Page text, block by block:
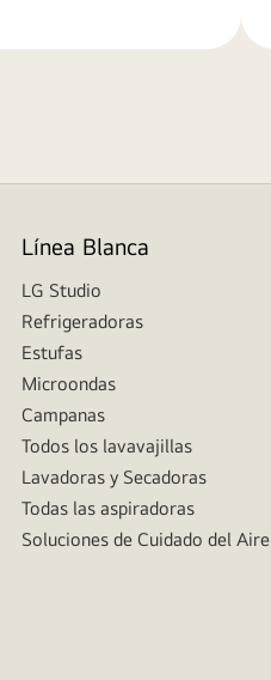
Línea Blanca
LG Studio
Refrigeradoras
Estufas
Microondas
Campanas
Todos los lavavajillas
Lavadoras y Secadoras
Todas las aspiradoras
Soluciones de Cuidado del Aire